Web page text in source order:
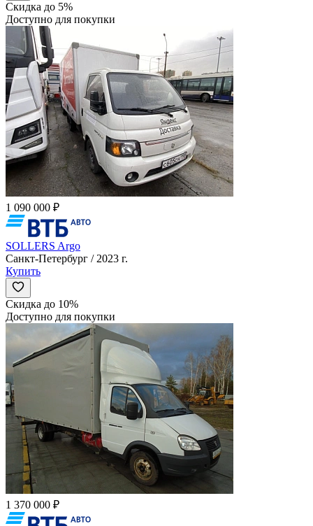
Скидка до 5%
Доступно для покупки
1 090 000 ₽
SOLLERS Argo
Санкт-Петербург / 2023 г.
Купить
Скидка до 10%
Доступно для покупки
1 370 000 ₽